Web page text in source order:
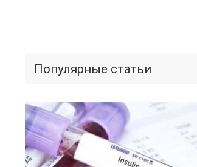
Популярные статьи